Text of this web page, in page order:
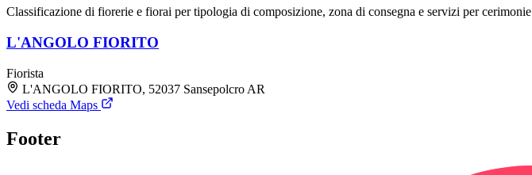
Classificazione di fiorerie e fiorai per tipologia di composizione, zona di consegna e servizi per cerimonie
L'ANGOLO FIORITO
Fiorista
L'ANGOLO FIORITO, 52037 Sansepolcro AR
Vedi scheda Maps
Footer